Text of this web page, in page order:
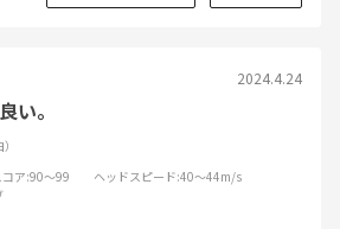
2024.4.24
い。
ア:90～99 ヘッドスピード:40～44m/s